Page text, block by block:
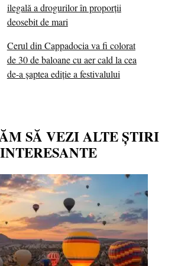
ilegală a drogurilor în proporții
deosebit de mari
Cerul din Cappadocia va fi colorat
de 30 de baloane cu aer cald la cea
de-a șaptea ediție a festivalului
SĂ VEZI ALTE ȘTIRI
INTERESANTE